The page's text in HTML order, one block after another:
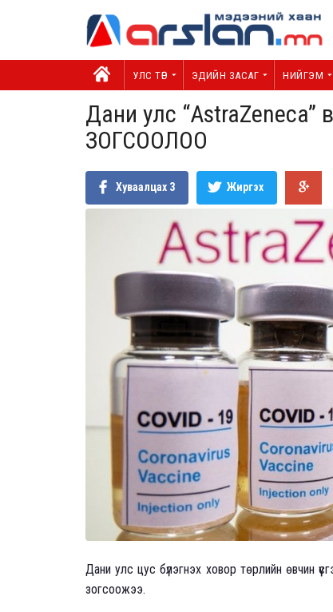
УЛС ТӨР ЭДИЙН ЗАСАГ НИЙГЭМ
Дани улс “AstraZeneca”
ЗОГСООЛОО
Хуваалцах 3 Жиргэх
Дани улс цус бүлэгнэх ховор төрлийн өвчин
зогсоожээ.